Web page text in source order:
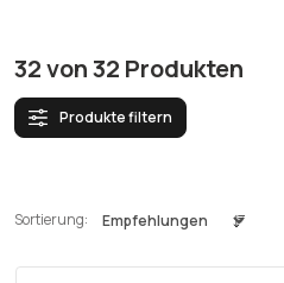
32von32 Produkten
Produkte filtern
Sortierung: